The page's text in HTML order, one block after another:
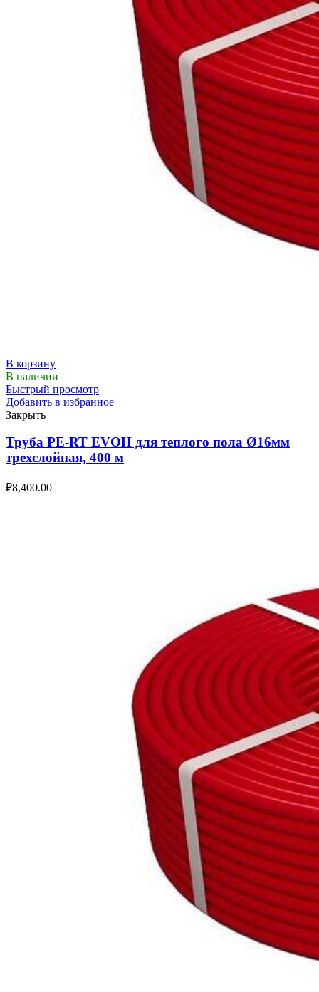
В корзину
В наличии
Быстрый просмотр
Добавить в избранное
Закрыть
Труба PE-RT EVOH для теплого пола Ø16мм
трехслойная, 400 м
₽8,400.00